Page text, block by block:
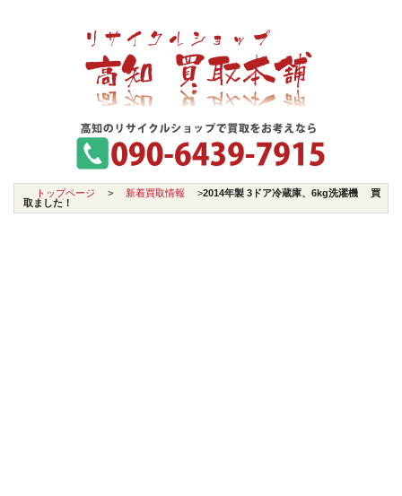
トップページ > 新着買取情報 >2014年製 3ドア冷蔵庫、6kg洗濯機 買
取ました！